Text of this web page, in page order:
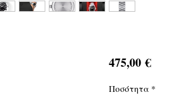
475,00 €Τιμή
Ποσότητα *